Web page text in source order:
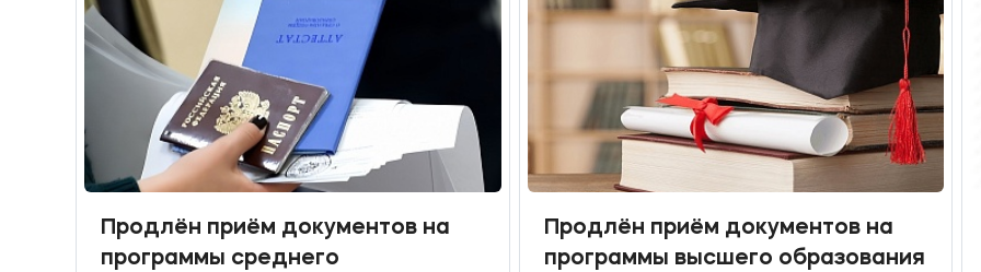
Продлён приём документов на
программы среднего
Продлён приём документов на
программы высшего образования